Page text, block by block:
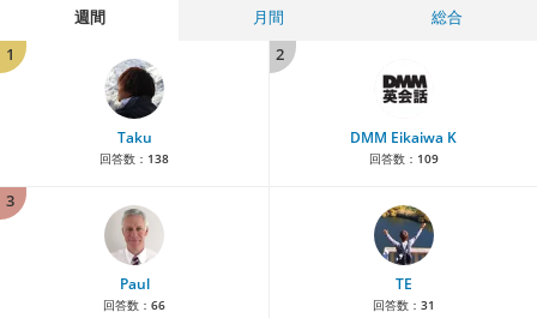
週間 月間
総合
1
Taku
回答数： 138
2
DMM Eikaiwa K
回答数： 109
3
Paul
回答数： 66
TE
回答数： 31